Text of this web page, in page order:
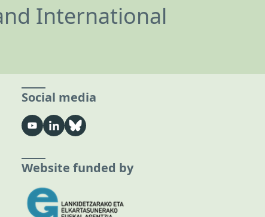
International
Social media
Website funded by